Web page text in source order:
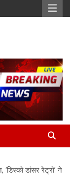
डांसर रेट्रो’ ने